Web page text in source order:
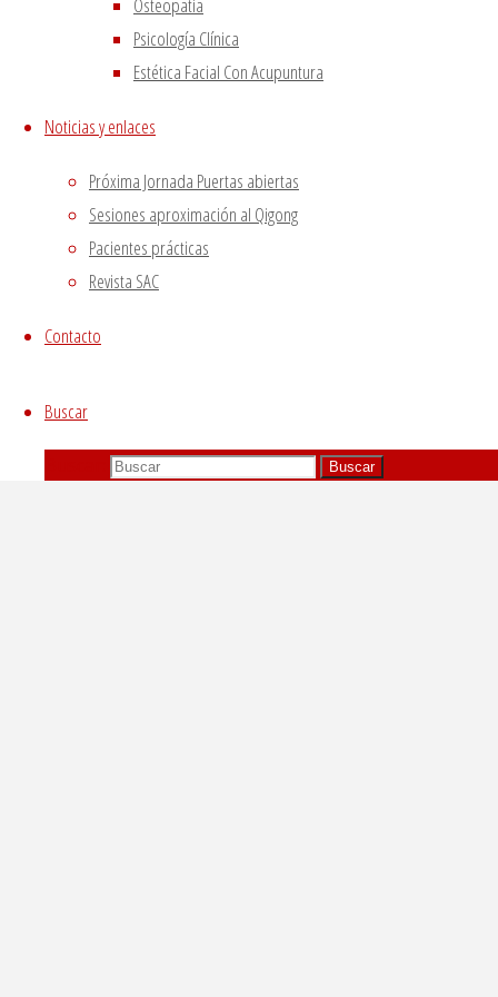
Psicología Clínica
Estética Facial Con Acupuntura
Noticias y enlaces
Próxima Jornada Puertas abiertas
Sesiones aproximación al Qigong
Pacientes prácticas
Revista SAC
Contacto
Buscar
Buscar
user personal data via analytics, ads, other embedded
contents are termed as non-necessary cookies. It is
mandatory to procure user consent prior to running
GUARDAR Y ACEPTAR